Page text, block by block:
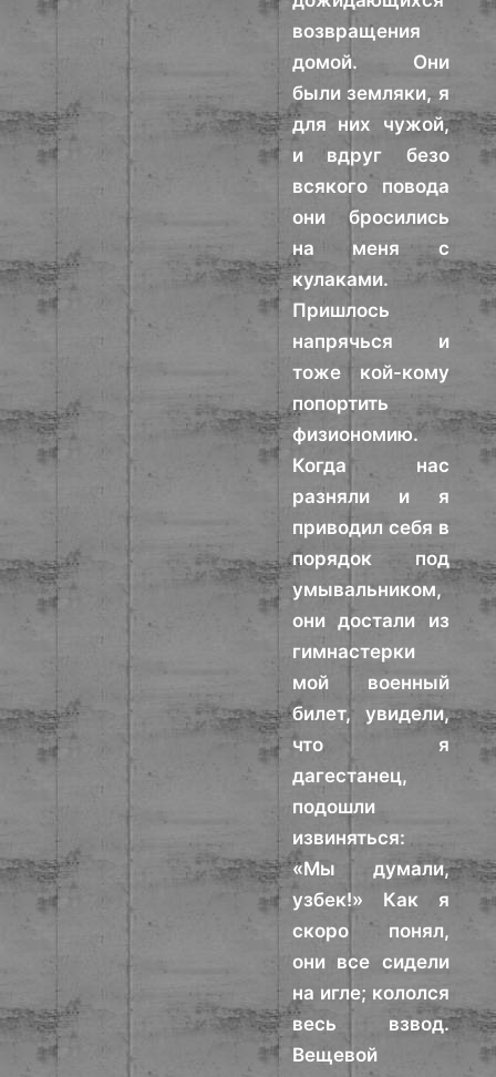
возвращения
домой. Они
были земляки, я
для них чужой,
и вдруг безо
всякого повода
они бросились
на меня с
кулаками.
Пришлось
напрячься и
тоже кой-кому
попортить
физиономию.
Когда нас
разняли и я
приводил себя в
порядок под
умывальником,
они достали из
гимнастерки
мой военный
билет, увидели,
что я
дагестанец,
подошли
извиняться:
«Мы думали,
узбек!» Как я
скоро понял,
они все сидели
на игле; кололся
весь взвод.
Вещевой